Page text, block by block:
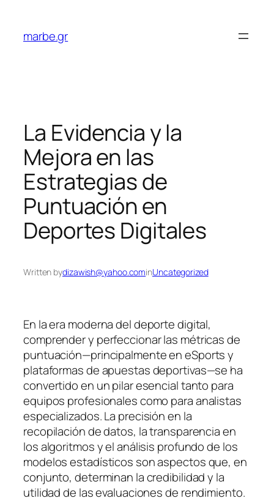
content
marbe.gr
La Evidencia y la
Mejora en las
Estrategias de
Puntuación en
Deportes Digitales
Written bydizawish@yahoo.cominUncategorized
En la era moderna del deporte digital,
comprender y perfeccionar las métricas de
puntuación—principalmente en eSports y
plataformas de apuestas deportivas—se ha
convertido en un pilar esencial tanto para
equipos profesionales como para analistas
especializados. La precisión en la
recopilación de datos, la transparencia en
los algoritmos y el análisis profundo de los
modelos estadísticos son aspectos que, en
conjunto, determinan la credibilidad y la
utilidad de las evaluaciones de rendimiento.